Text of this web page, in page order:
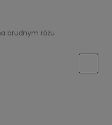
brudnym różu